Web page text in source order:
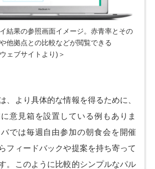
結果の参照画面イメージ。赤青率とその
他拠点との比較などが閲覧できる
ェブサイトより)＞
、より具体的な情報を得るために、
意見箱を設置している例もありま
では毎週自由参加の朝食会を開催
フィードバックや提案を持ち寄って
。このように比較的シンプルなパル